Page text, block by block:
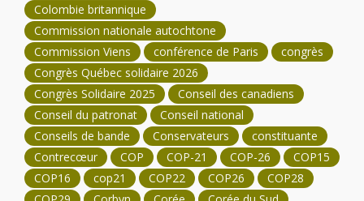
Colombie britannique
Commission nationale autochtone
Commission Viens
conférence de Paris
congrès
Congrès Québec solidaire 2026
Congrès Solidaire 2025
Conseil des canadiens
Conseil du patronat
Conseil national
Conseils de bande
Conservateurs
constituante
Contrecœur
COP COP-21 COP-26
COP15
COP16
cop21 COP22 COP26
COP28